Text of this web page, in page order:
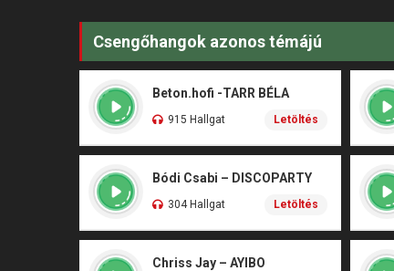
Csengőhangok azonos témájú
Beton.hofi -TARR BÉLA
915 Hallgat Letöltés
Bódi Csabi – DISCOPARTY
304 Hallgat Letöltés
Chriss Jay – AYIBO